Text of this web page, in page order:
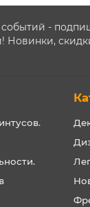
событий -
Новинки,